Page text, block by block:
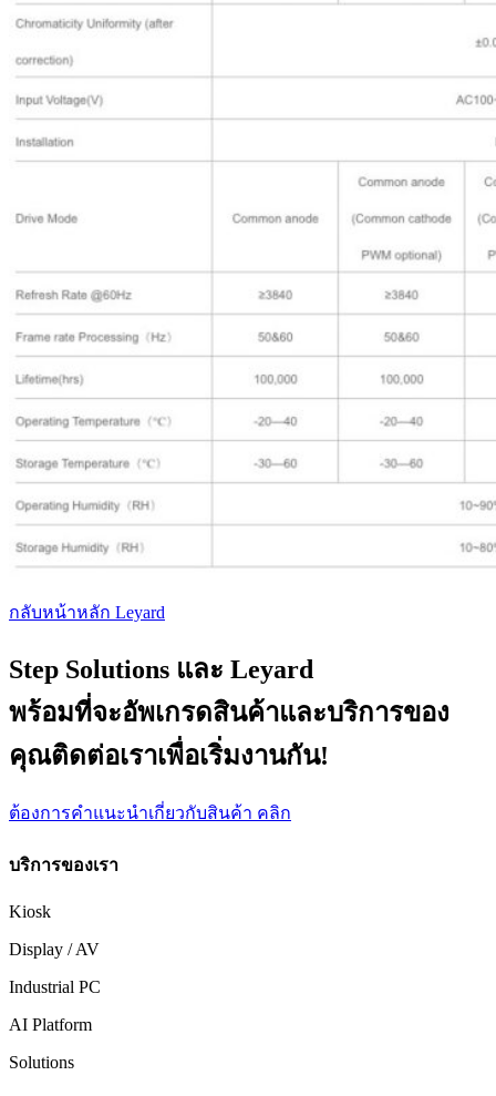
กลับหน้าหลัก Leyard
Step Solutions และ Leyard
พร้อมที่จะอัพเกรดสินค้าและบริการของ
คุณติดต่อเราเพื่อเริ่มงานกัน!
ต้องการคำแนะนำเกี่ยวกับสินค้า คลิก
บริการของเรา
Kiosk
Display / AV
Industrial PC
AI Platform
Solutions